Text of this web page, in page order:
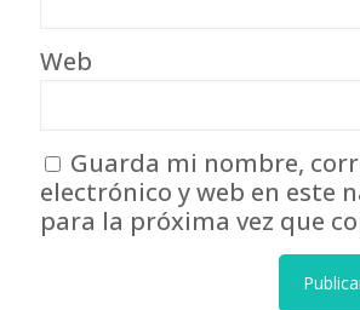
Web
Guarda mi nombre,
electrónico y web en este
para la próxima vez que